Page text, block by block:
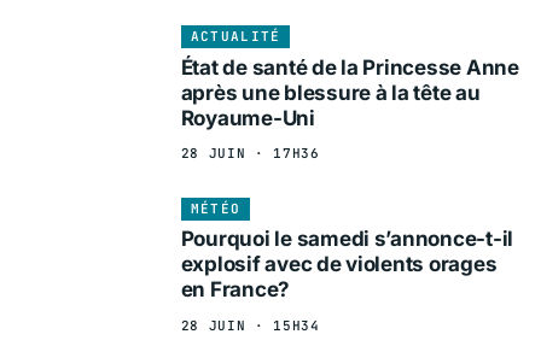
ACTUALITÉ
État de santé de la Princesse Anne
après une blessure à la tête au
Royaume-Uni
28 JUIN · 17H36
MÉTÉO
Pourquoi le samedi s’annonce-t-il
explosif avec de violents orages
en France?
28 JUIN · 15H34